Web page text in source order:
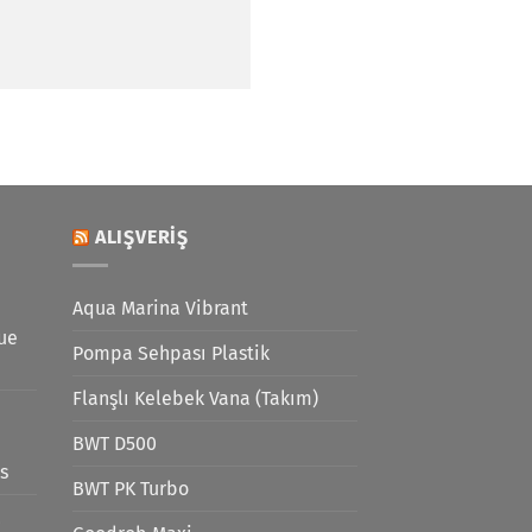
ALIŞVERIŞ
Aqua Marina Vibrant
Pompa Sehpası Plastik
Flanşlı Kelebek Vana (Takım)
BWT D500
BWT PK Turbo